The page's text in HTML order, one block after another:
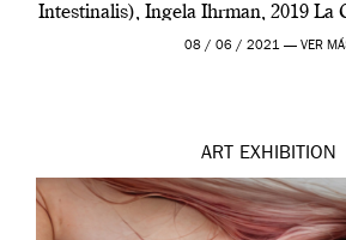
Intestinalis), Ingela Ihrman, 2019 La
Madrid y la Wellcome
08 / 06 / 2021 — VER
ART EXHIBITION